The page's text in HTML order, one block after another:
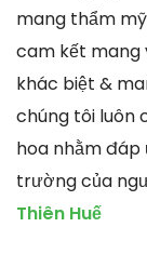
mang thẩm
cam kết mang
khác biệt &
chúng tôi luôn
hoa nhằm đáp
trường của
Thiên Huế